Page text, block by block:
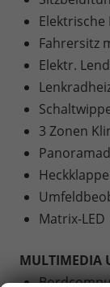
Fahrersitz
Elektr.
3 Zonen
Matrix-LED
MULTIMEDIA